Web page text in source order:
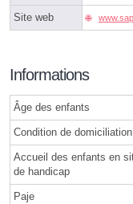
Site web
Informations
Âge des enfants
Condition de domiciliation
Accueil des enfants en
de handicap
Paje